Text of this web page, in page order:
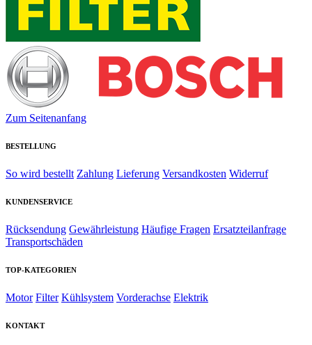
Zum Seitenanfang
BESTELLUNG
So wird bestellt Zahlung Lieferung Versandkosten Widerruf
KUNDENSERVICE
Rücksendung Gewährleistung Häufige Fragen Ersatzteilanfrage
Transportschäden
TOP-KATEGORIEN
Motor Filter Kühlsystem Vorderachse Elektrik
KONTAKT